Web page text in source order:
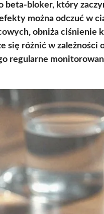
beta-bloker, który
można odczuć w
obniża ciśnienie
się różnić w
regularne